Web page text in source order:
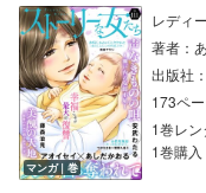
マンガ｜巻
レディ
著者：
出版社
173ペ
1巻レ
1巻購